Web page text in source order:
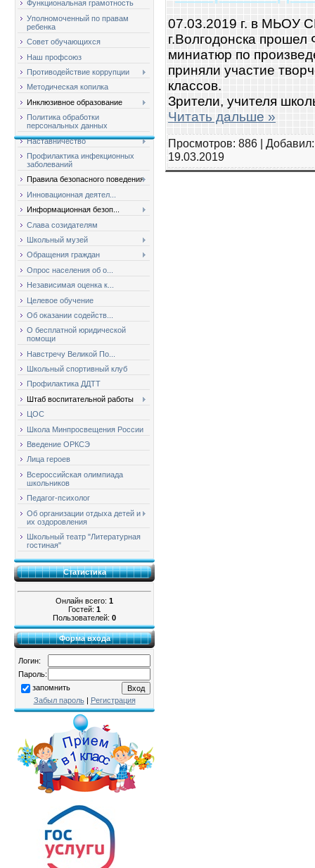
Функциональная грамотность
Уполномоченный по правам
ребенка
Совет обучающихся
Наш профсоюз
Противодействие коррупции
Методическая копилка
Инклюзивное образование
Политика обработки
персональных данных
Наставничество
Профилактика инфекционных
заболеваний
Правила безопасного поведения
Инновационная деятел...
Информационная безоп...
Слава созидателям
Школьный музей
Обращения граждан
Опрос населения об о...
Независимая оценка к...
Целевое обучение
Об оказании содейств...
О бесплатной юридической
помощи
Навстречу Великой По...
Школьный спортивный клуб
Профилактика ДДТТ
Штаб воспитательной работы
ЦОС
Школа Минпросвещения России
Введение ОРКСЭ
Лица героев
Всероссийская олимпиада
школьников
Педагог-психолог
Об организации отдыха детей и
их оздоровления
Школьный театр "Литературная
гостиная"
Статистика
Онлайн всего: 1
Гостей: 1
Пользователей: 0
Форма входа
Логин:
Пароль:
запомнить
Забыл пароль| Регистрация
07.03.2019 г. в МЬОУ
г.Волгодонска
миниатюр по
приняли участие
классов.
Зрители, учителя
Читать дальше »
Просмотров: 886 |
19.03.2019